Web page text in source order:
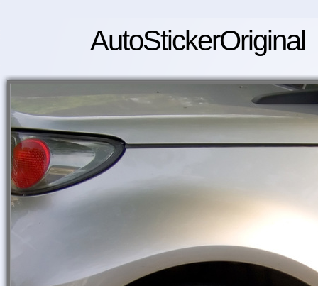
AutoStickerOriginal